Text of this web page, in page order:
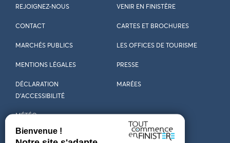
REJOIGNEZ-NOUS VENIR EN FINISTÈRE
CONTACT CARTES ET BROCHURES
MARCHÉS PUBLICS LES OFFICES DE TOURISME
MENTIONS LÉGALES PRESSE
DÉCLARATION
D’ACCESSIBILITÉ
MARÉES
MÉTÉO